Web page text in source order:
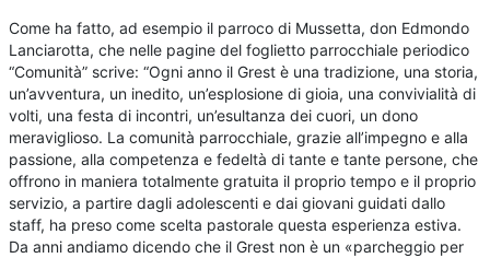
Come ha fatto, ad esempio il parroco di Mussetta, don Edmondo
Lanciarotta, che nelle pagine del foglietto parrocchiale periodico
“Comunità” scrive: “Ogni anno il Grest è una tradizione, una storia,
un’avventura, un inedito, un’esplosione di gioia, una convivialità di
volti, una festa di incontri, un’esultanza dei cuori, un dono
meraviglioso. La comunità parrocchiale, grazie all’impegno e alla
passione, alla competenza e fedeltà di tante e tante persone, che
offrono in maniera totalmente gratuita il proprio tempo e il proprio
servizio, a partire dagli adolescenti e dai giovani guidati dallo
staff, ha preso come scelta pastorale questa esperienza estiva.
Da anni andiamo dicendo che il Grest non è un «parcheggio per